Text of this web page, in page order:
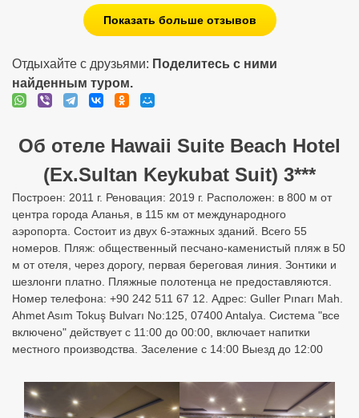
Показать больше отзывов
Отдыхайте с друзьями: Поделитесь с ними
найденным туром.
Об отеле Hawaii Suite Beach Hotel
(Ex.Sultan Keykubat Suit) 3***
Построен: 2011 г. Реновация: 2019 г. Расположен: в 800 м от
центра города Аланья, в 115 км от международного
аэропорта. Состоит из двух 6-этажных зданий. Всего 55
номеров. Пляж: общественный песчано-каменистый пляж в 50
м от отеля, через дорогу, первая береговая линия. Зонтики и
шезлонги платно. Пляжные полотенца не предоставляются.
Номер телефона: +90 242 511 67 12. Адрес: Guller Pınarı Mah.
Ahmet Asım Tokuş Bulvarı No:125, 07400 Antalya. Система "все
включено" действует с 11:00 до 00:00, включает напитки
местного производства. Заселение с 14:00 Выезд до 12:00